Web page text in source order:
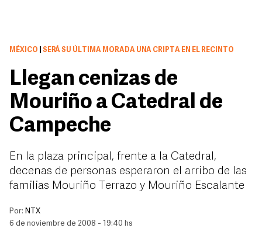
MÉXICO SERÁ SU ÚLTIMA MORADA UNA CRIPTA EN EL RECINTO
Llegan cenizas de
Mouriño a Catedral de
Campeche
En la plaza principal, frente a la Catedral,
decenas de personas esperaron el arribo de las
familias Mouriño Terrazo y Mouriño Escalante
Por: NTX
6 de noviembre de 2008 - 19:40 hs